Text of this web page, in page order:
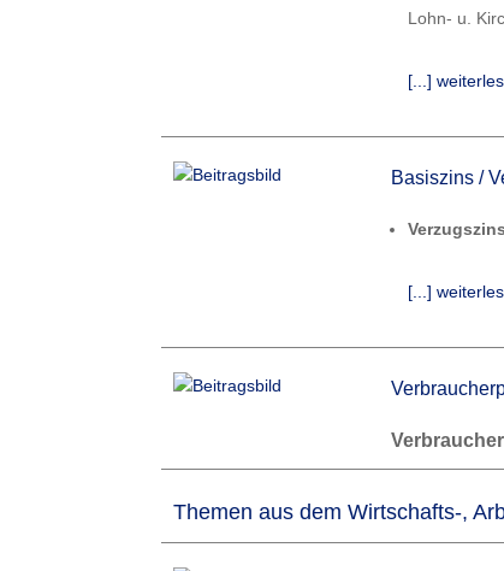
Lohn- u.
[...]
Basiszins /
[...]
Themen aus dem Wirtschafts-,